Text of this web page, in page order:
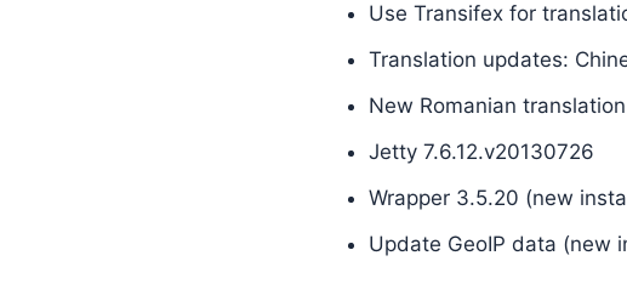
Use Transifex for
Translation updates:
New Romanian translation
Jetty 7.6.12.v20130726
Wrapper 3.5.20 (new
Update GeoIP data (new